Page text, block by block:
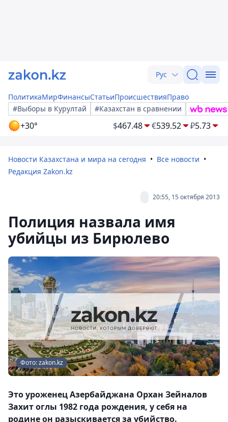
Рус
ПолитикаМирФинансыСтатьиПроисшествияПраво
#Выборы в Курултай
#Казахстан в сравнении
+30° $467.48 €539.52 ₽5.73
Новости Казахстана и мира на сегодня
Все новости
Редакция Zakon.kz
20:55, 15 октября 2013
Полиция назвала имя
убийцы из Бирюлево
Фото: zakon.kz
Это уроженец Азербайджана Орхан Зейналов
Захит оглы 1982 года рождения, у себя на
родине он разыскивается за убийство.